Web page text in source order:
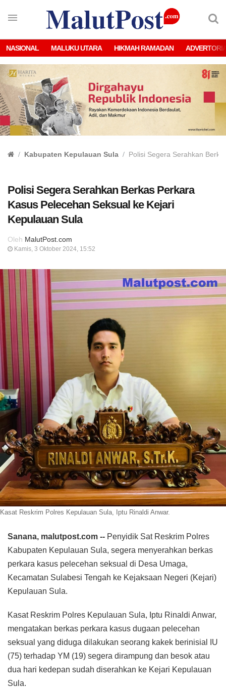
NASIONAL MALUKU UTARA HIKMAH RAMADAN
Kabupaten Kepulauan Sula Polisi Segera Serahkan
Polisi Segera Serahkan Berkas Perkara
Kasus Pelecehan Seksual ke Kejari
Kepulauan Sula
Oleh MalutPost.com
Kamis, 3 Oktober 2024, 15:52
Kasat Reskrim Polres Kepulauan Sula, Iptu Rinaldi Anwar.
Sanana, malutpost.com -- Penyidik Sat Reskrim Polres
Kabupaten Kepulauan Sula, segera menyerahkan berkas
perkara kasus pelecehan seksual di Desa Umaga,
Kecamatan Sulabesi Tengah ke Kejaksaan Negeri (Kejari)
Kepulauan Sula.
Kasat Reskrim Polres Kepulauan Sula, Iptu Rinaldi Anwar,
mengatakan berkas perkara kasus dugaan pelecehan
seksual yang diduga dilakukan seorang kakek berinisial IU
(75) terhadap YM (19) segera dirampung dan besok atau
dua hari kedepan sudah diserahkan ke Kejari Kepulauan
Sula.